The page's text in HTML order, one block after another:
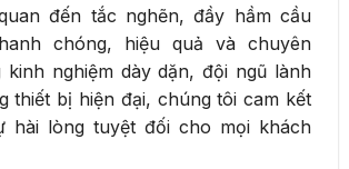
đến tắc nghẽn, đầy hầm cầu
chóng, hiệu quả và chuyên
kinh nghiệm dày dặn, đội ngũ lành
thiết bị hiện đại, chúng tôi cam kết
hài lòng tuyệt đối cho mọi khách